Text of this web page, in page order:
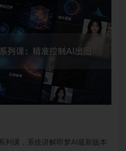
列课，系统讲解即梦AI最新版本